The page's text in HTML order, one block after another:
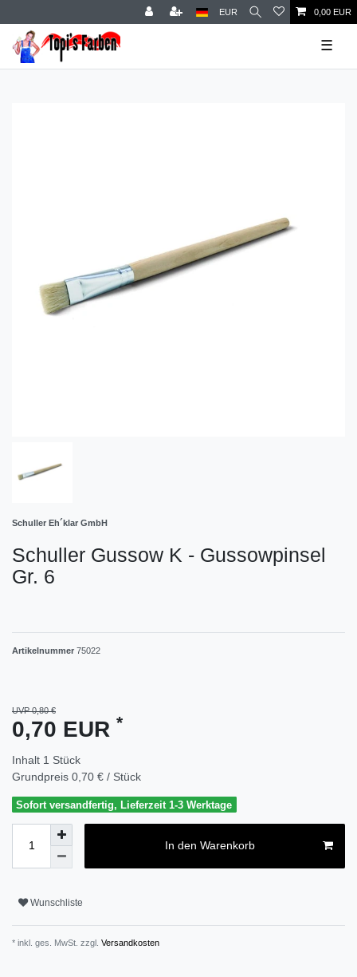
EUR 0,00 EUR
☰
Schuller Eh´klar GmbH
Schuller Gussow K - Gussowpinsel
Gr. 6
Artikelnummer 75022
UVP 0,80 €
0,70 EUR *
Inhalt 1 Stück
Grundpreis 0,70 € / Stück
Sofort versandfertig, Lieferzeit 1-3 Werktage
In den Warenkorb
Wunschliste
* inkl. ges. MwSt. zzgl. Versandkosten